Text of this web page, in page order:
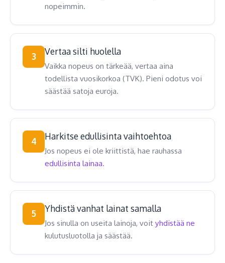
nopeimmin.
3 Vertaa silti huolella
Vaikka nopeus on tärkeää, vertaa aina
todellista vuosikorkoa (TVK). Pieni odotus voi
säästää satoja euroja.
4 Harkitse edullisinta vaihtoehtoa
Jos nopeus ei ole kriittistä, hae rauhassa
edullisinta lainaa.
5 Yhdistä vanhat lainat samalla
Jos sinulla on useita lainoja, voit yhdistää ne
kulutusluotolla ja säästää.